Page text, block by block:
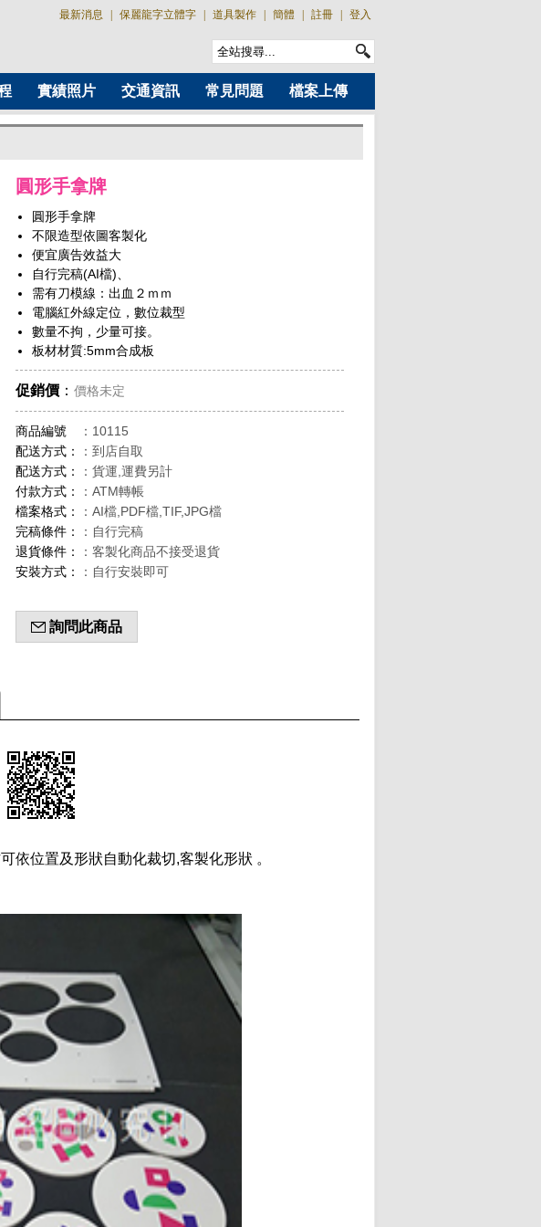
最新消息 保麗龍字立體字 道具製作 簡體 註冊 登入
實績照片 交通資訊 常見問題 檔案上傳
圓形手拿牌
圓形手拿牌
不限造型依圖客製化
便宜廣告效益大
自行完稿(AI檔)、
需有刀模線：出血２ｍｍ
電腦紅外線定位，數位裁型
數量不拘，少量可接。
板材材質:5mm合成板
促銷價 ： 價格未定
商品編號
：10115
配送方式：
：到店自取
配送方式：
：貨運,運費另計
付款方式：
：ATM轉帳
檔案格式：
：AI檔,PDF檔,TIF,JPG檔
完稿條件：
：自行完稿
退貨條件：
：客製化商品不接受退貨
安裝方式：
：自行安裝即可
詢問此商品
依位置及形狀自動化裁切,客製化形狀 。